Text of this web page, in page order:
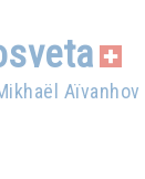
Aïvanhov